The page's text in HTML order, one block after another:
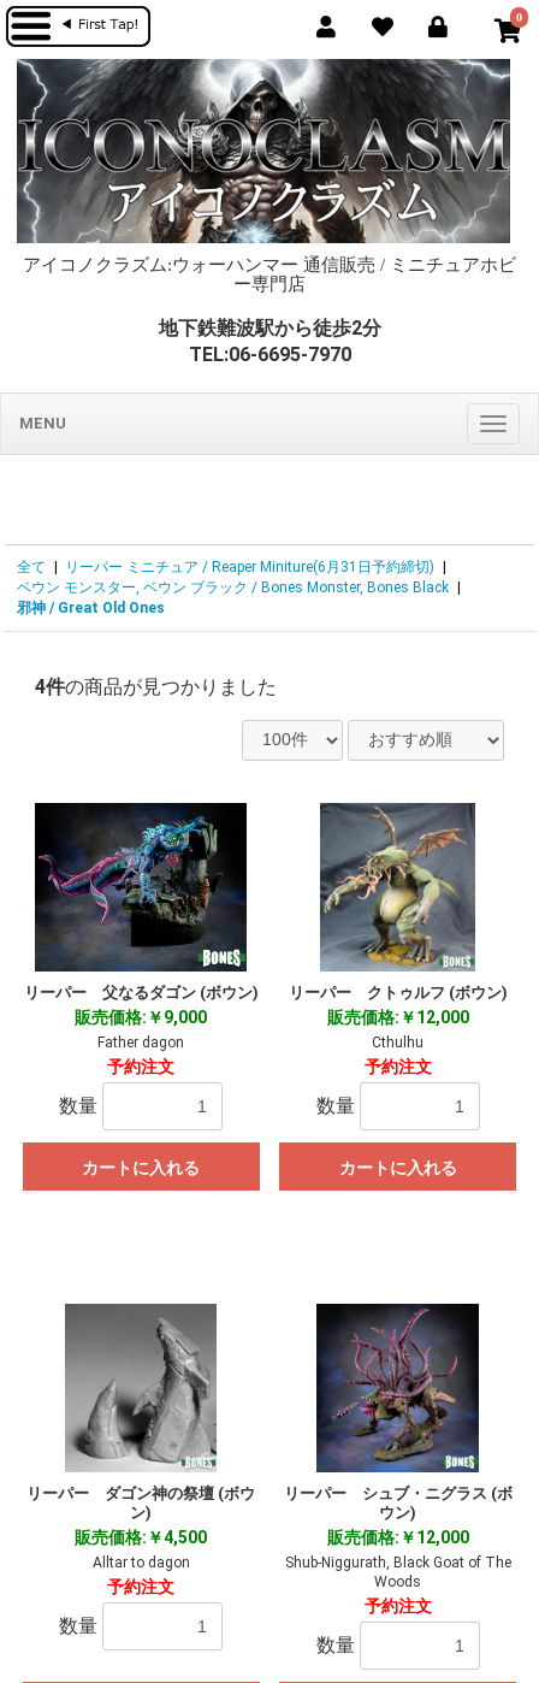
0
アイコノクラズム:ウォーハンマー 通信販売 / ミニチュアホビ
ー専門店
地下鉄難波駅から徒歩2分
TEL:06-6695-7970
MENU
全て リーパー ミニチュア / Reaper Miniture(6月31日予約締切)
ベウン モンスター, ベウン ブラック / Bones Monster, Bones Black
邪神 / Great Old Ones
4件の商品が見つかりました
リーパー 父なるダゴン (ボウン)
販売価格:￥9,000
Father dagon
予約注文
数量
カートに入れる
リーパー クトゥルフ (ボウン)
販売価格:￥12,000
Cthulhu
予約注文
数量
カートに入れる
リーパー ダゴン神の祭壇 (ボウ
ン)
販売価格:￥4,500
Alltar to dagon
予約注文
数量
リーパー シュブ・ニグラス (ボ
ウン)
販売価格:￥12,000
Shub-Niggurath, Black Goat of The
Woods
予約注文
数量